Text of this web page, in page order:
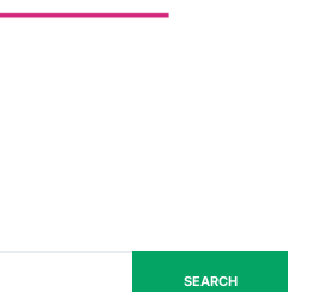
SEARCH